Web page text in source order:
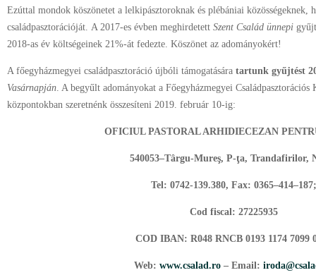
Ezúttal mondok köszönetet a lelkipásztoroknak és plébániai közösségeknek,
családpasztorációját. A 2017-es évben meghirdetett Szent Család ünnepi
2018-as év költségeinek 21%-át fedezte. Köszönet az adományokért!
A főegyházmegyei családpasztoráció újbóli támogatására tartunk gyűjtést
Vasárnapján. A begyűlt adományokat a Főegyházmegyei Családpasztorációs
központokban szeretnénk összesíteni 2019. február 10-ig:
OFICIUL PASTORAL ARHIDIECEZAN
540053–Târgu-Mureş, P-ţa, Trandafirilor,
Tel: 0742-139.380, Fax: 0365–414–187;
Cod fiscal: 27225935
COD IBAN: R048 RNCB 0193 1174 7099
Web:www.csalad.ro – Email: